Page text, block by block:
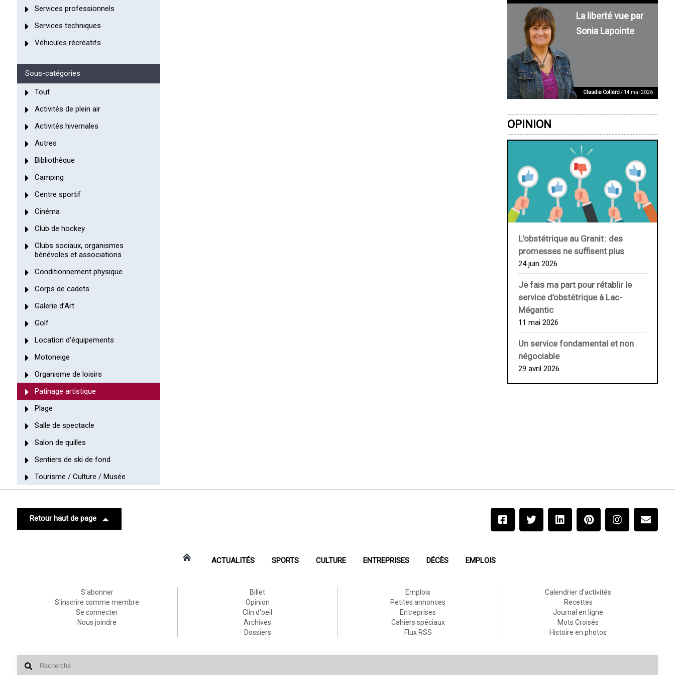
Services professionnels
Services techniques
Véhicules récréatifs
Sous-catégories
Tout
Activités de plein air
Activités hivernales
Autres
Bibliothèque
Camping
Centre sportif
Cinéma
Club de hockey
Clubs sociaux, organismes
bénévoles et associations
Conditionnement physique
Corps de cadets
Galerie d’Art
Golf
Location d'équipements
Motoneige
Organisme de loisirs
Patinage artistique
Plage
Salle de spectacle
Salon de quilles
Sentiers de ski de fond
Tourisme / Culture / Musée
La liberté vue par
Sonia Lapointe
Claudia Collard/ 14 mai 2026
OPINION
L’obstétrique au ­Granit : des
promesses ne suffisent plus
24 juin 2026
Je fais ma part pour rétablir le
service d’obstétrique à Lac-
Mégantic
11 mai 2026
Un service fondamental et non
négociable
29 avril 2026
Retour haut de page
ACTUALITÉS SPORTS CULTURE ENTREPRISES DÉCÈS EMPLOIS
S'abonner
S'inscrire comme membre
Se connecter
Nous joindre
Billet
Opinion
Clin d'oeil
Archives
Dossiers
Emplois
Petites annonces
Entreprises
Cahiers spéciaux
Flux RSS
Calendrier d'activités
Recettes
Journal en ligne
Mots Croisés
Histoire en photos